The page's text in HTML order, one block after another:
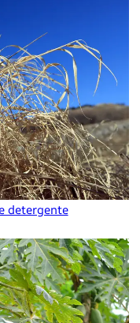
detergente